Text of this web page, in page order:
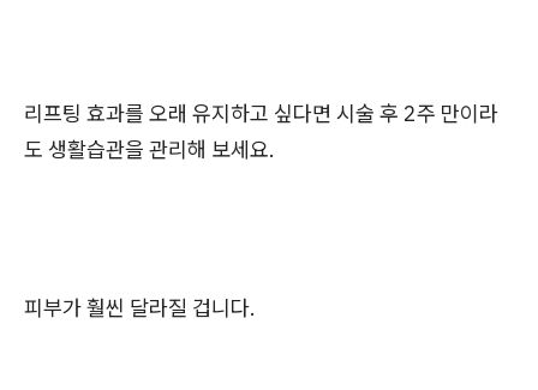
리프팅 효과를 오래 유지하고 싶다면 시술 후 2주 만이라
도 생활습관을 관리해 보세요.
피부가 훨씬 달라질 겁니다.